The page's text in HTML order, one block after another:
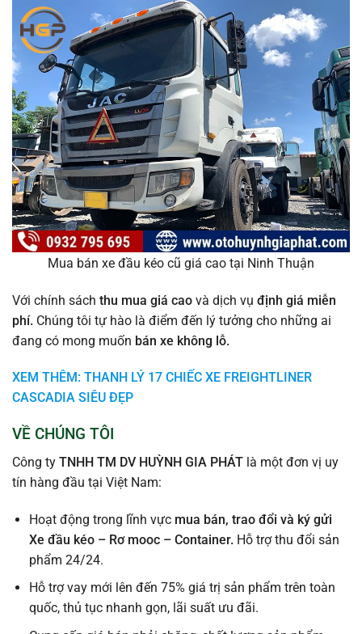
Mua bán xe đầu kéo cũ giá cao tại Ninh Thuận
Với chính sách thu mua giá cao và dịch vụ định giá miễn
phí. Chúng tôi tự hào là điểm đến lý tưởng cho những ai
đang có mong muốn bán xe không lỗ.
XEM THÊM: THANH LÝ 17 CHIẾC XE FREIGHTLINER
CASCADIA SIÊU ĐẸP
VỀ CHÚNG TÔI
Công ty TNHH TM DV HUỲNH GIA PHÁT là một đơn vị uy
tín hàng đầu tại Việt Nam:
Hoạt động trong lĩnh vực mua bán, trao đổi và ký gửi
Xe đầu kéo – Rơ mooc – Container.Hỗ trợ thu đổi sản
phẩm 24/24.
Hỗ trợ vay mới lên đến 75% giá trị sản phẩm trên toàn
quốc, thủ tục nhanh gọn, lãi suất ưu đãi.